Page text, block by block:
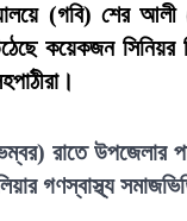
(গবি) শের
কয়েকজন সিনিয়র
রাতে উপজেলার
গণস্বাস্থ্য